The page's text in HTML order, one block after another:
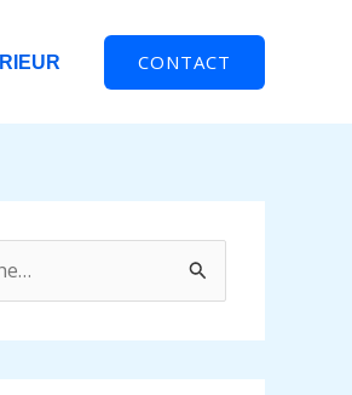
CONTACT